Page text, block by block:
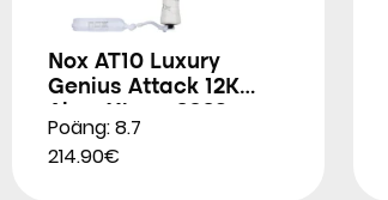
Nox AT10 Luxury
Genius Attack 12K
Poäng: 8.7
214.90€